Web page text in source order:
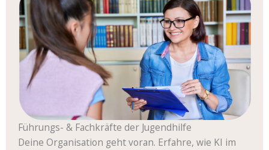
Führungs- & Fachkräfte der Jugendhilfe
Deine Organisation geht voran. Erfahre, wie KI im